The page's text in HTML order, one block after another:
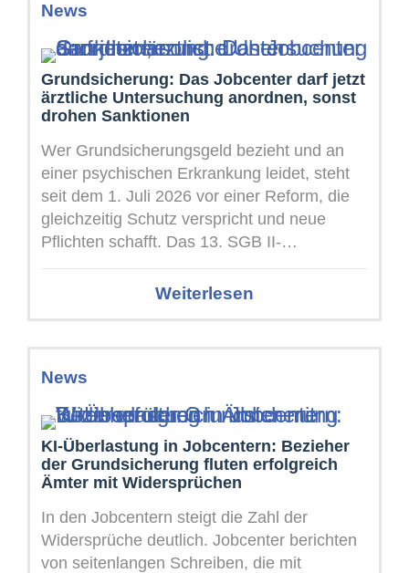
News
Grundsicherung: Das Jobcenter darf jetzt
ärztliche Untersuchung anordnen, sonst
drohen Sanktionen
Wer Grundsicherungsgeld bezieht und an
einer psychischen Erkrankung leidet, steht
seit dem 1. Juli 2026 vor einer Reform, die
gleichzeitig Schutz verspricht und neue
Pflichten schafft. Das 13. SGB II-
Änderungsgesetz ...
Weiterlesen
News
KI-Überlastung in Jobcentern: Bezieher
der Grundsicherung fluten erfolgreich
Ämter mit Widersprüchen
In den Jobcentern steigt die Zahl der
Widersprüche deutlich. Jobcenter berichten
von seitenlangen Schreiben, die mit